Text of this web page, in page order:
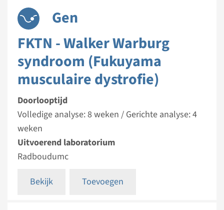
Gen
FKTN - Walker Warburg
syndroom (Fukuyama
musculaire dystrofie)
Doorlooptijd
Volledige analyse: 8 weken / Gerichte analyse: 4
weken
Uitvoerend laboratorium
Radboudumc
Bekijk
Toevoegen